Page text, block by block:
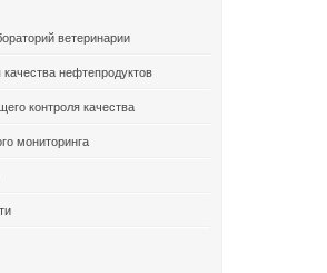
ветеринарии
нефтепродуктов
контроля качества
мониторинга